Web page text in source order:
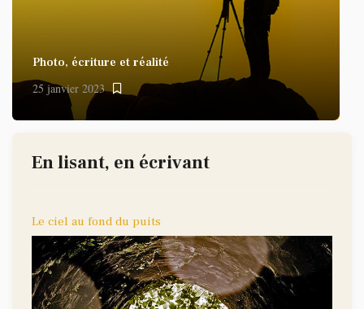
Photo, écriture et réalité
25 janvier 2023
En lisant, en écrivant
Le ciel au fond du puits